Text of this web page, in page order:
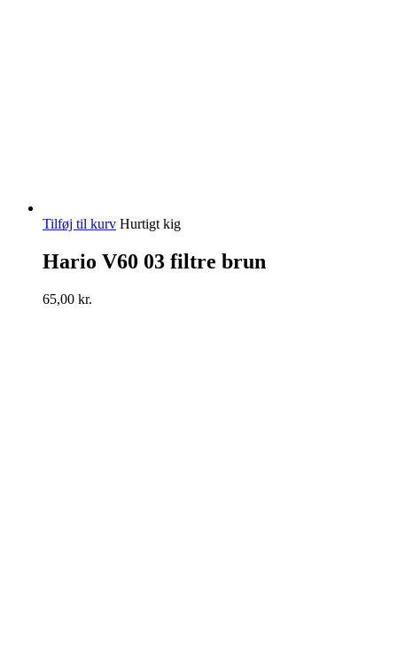
Tilføj til kurv Hurtigt kig
Hario V60 03 filtre brun
65,00 kr.